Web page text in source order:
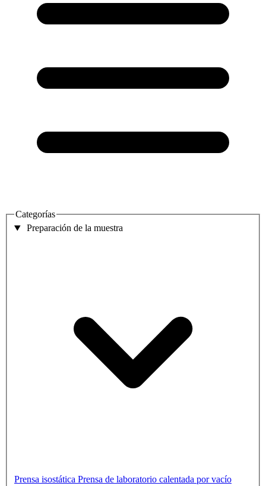
Categorías
Preparación de la muestra
Prensa isostática Prensa de laboratorio calentada por vacío